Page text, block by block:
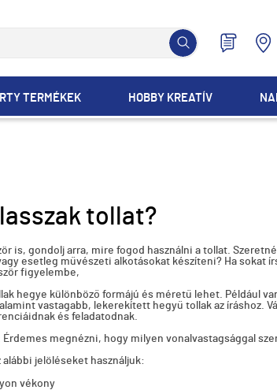
TERMÉKEK HOBBY KREATÍV
tollat?
is, gondolj arra, mire fogod használni a tollat.
esetleg művészeti alkotásokat készíteni? Ha sokat
figyelembe,
hegye különböző formájú és méretű lehet. Például
vastagabb, lekerekített hegyű tollak az íráshoz.
és feladatodnak.
Érdemes megnézni, hogy milyen vonalvastagsággal
alábbi jelöléseket használjuk:
vékony